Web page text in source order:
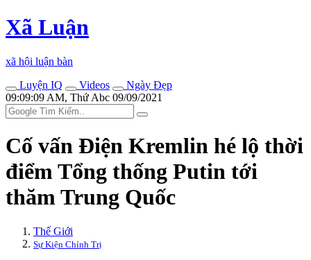
Xã Luận
xã hội luận bàn
Luyện IQ
Videos
Ngày Đẹp
09:09:09 AM, Thứ Abc 09/09/2021
Cố vấn Điện Kremlin hé lộ thời
điểm Tổng thống Putin tới
thăm Trung Quốc
Thế Giới
Sự Kiện Chính Trị